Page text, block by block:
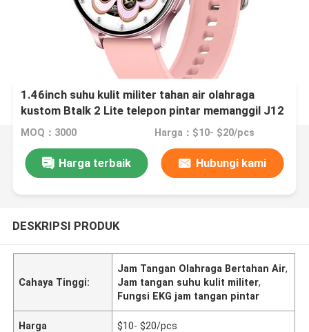
1.46inch suhu kulit militer tahan air olahraga
kustom Btalk 2 Lite telepon pintar memanggil J12
menonton EKG fungsi jadwal pengingat keadaan
emosional kontrol cerdas berbagi perjalanan
MOQ：3000 Harga：$10- $20/pcs
Harga terbaik Hubungi kami
DESKRIPSI PRODUK
Cahaya Tinggi:
Jam Tangan Olahraga Bertahan Air,
Jam tangan suhu kulit militer,
Fungsi EKG jam tangan pintar
Harga $10- $20/pcs